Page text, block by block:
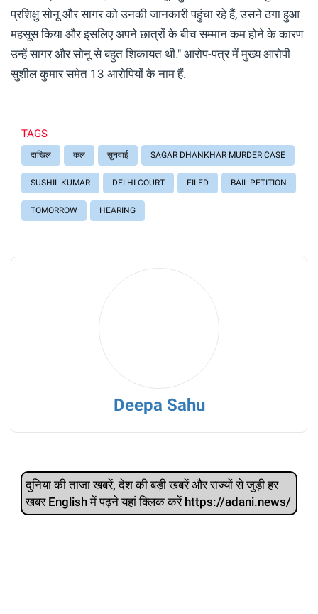
प्रशिक्षु सोनू और सागर को उनकी जानकारी पहुंचा रहे हैं, उसने ठगा हुआ
महसूस किया और इसलिए अपने छात्रों के बीच सम्मान कम होने के कारण
उन्हें सागर और सोनू से बहुत शिकायत थी." आरोप-पत्र में मुख्य आरोपी
सुशील कुमार समेत 13 आरोपियों के नाम हैं.
TAGS
दाखिल कल सुनवाई SAGAR DHANKHAR MURDER CASE
SUSHIL KUMAR DELHI COURT FILED BAIL PETITION
TOMORROW HEARING
Deepa Sahu
दुनिया की ताजा खबरें, देश की बड़ी खबरें और राज्‍यों से जुड़ी हर
खबर English में पढ़ने यहां क्लिक करें https://adani.news/